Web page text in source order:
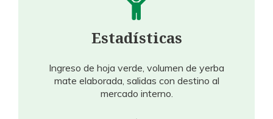
Estadísticas
Ingreso de hoja verde, volumen de yerba
mate elaborada, salidas con destino al
mercado interno.